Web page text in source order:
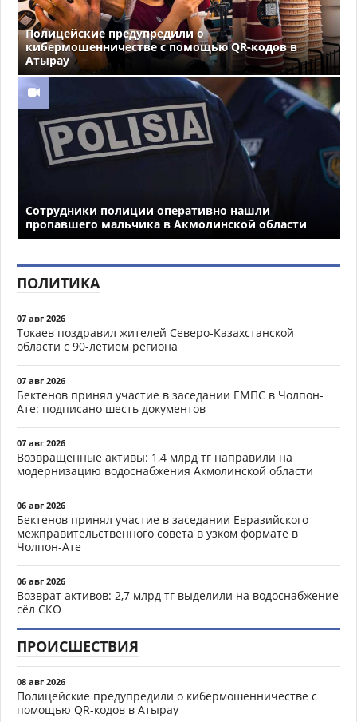
Полицейские предупредили о
кибермошенничестве с помощью QR-кодов в
Атырау
Сотрудники полиции оперативно нашли
пропавшего мальчика в Акмолинской области
ПОЛИТИКА
07 авг 2026
Токаев поздравил жителей Северо-Казахстанской
области с 90-летием региона
07 авг 2026
Бектенов принял участие в заседании ЕМПС в Чолпон-
Ате: подписано шесть документов
07 авг 2026
Возвращённые активы: 1,4 млрд тг направили на
модернизацию водоснабжения Акмолинской области
06 авг 2026
Бектенов принял участие в заседании Евразийского
межправительственного совета в узком формате в
Чолпон-Ате
06 авг 2026
Возврат активов: 2,7 млрд тг выделили на водоснабжение
сёл СКО
ПРОИСШЕСТВИЯ
08 авг 2026
Полицейские предупредили о кибермошенничестве с
помощью QR-кодов в Атырау